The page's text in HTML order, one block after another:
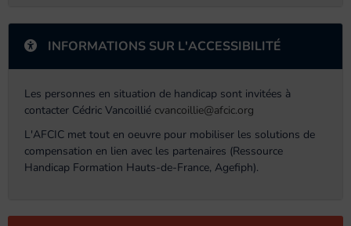
INFORMATIONS SUR L'ACCESSIBILITÉ
Les personnes en situation de handicap sont invitées à
contacter Cédric Vancoillié cvancoillie@afcic.org
L'AFCIC met tout en oeuvre pour mobiliser les solutions de
compensation en lien avec les partenaires (Ressource
Handicap Formation Hauts-de-France, Agefiph).